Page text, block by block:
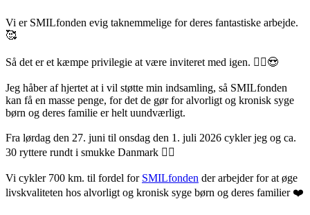
Vi er SMILfonden evig taknemmelige for deres fantastiske arbejde.
🥰
Så det er et kæmpe privilegie at være inviteret med igen. 🚴‍♂️😍
Jeg håber af hjertet at i vil støtte min indsamling, så SMILfonden
kan få en masse penge, for det de gør for alvorligt og kronisk syge
børn og deres familie er helt uundværligt.
Fra lørdag den 27. juni til onsdag den 1. juli 2026 cykler jeg og ca.
30 ryttere rundt i smukke Danmark 🚴‍♂️
Vi cykler 700 km. til fordel for SMILfonden der arbejder for at øge
livskvaliteten hos alvorligt og kronisk syge børn og deres familier ❤️